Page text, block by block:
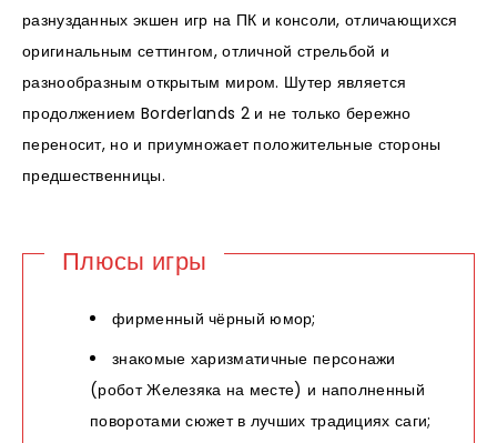
разнузданных экшен игр на ПК и консоли, отличающихся
оригинальным сеттингом, отличной стрельбой и
разнообразным открытым миром. Шутер является
продолжением Borderlands 2 и не только бережно
переносит, но и приумножает положительные стороны
предшественницы.
Плюсы игры
фирменный чёрный юмор;
знакомые харизматичные персонажи
(робот Железяка на месте) и наполненный
поворотами сюжет в лучших традициях саги;